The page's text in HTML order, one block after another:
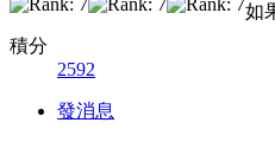
積分
2592
發消息
如